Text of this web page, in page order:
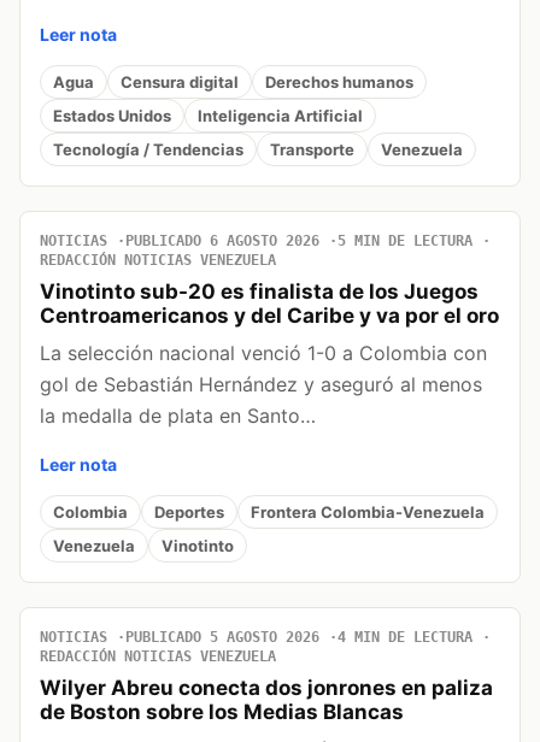
Leer nota
Agua Censura digital
Derechos humanos
Estados Unidos
Inteligencia Artificial
Tecnología / Tendencias
Transporte Venezuela
NOTICIAS PUBLICADO 6 AGOSTO 2026
5 MIN DE LECTURA
REDACCIÓN NOTICIAS VENEZUELA
Vinotinto sub-20 es finalista de los Juegos
Centroamericanos y del Caribe y va por el oro
La selección nacional venció 1-0 a Colombia con
gol de Sebastián Hernández y aseguró al menos
la medalla de plata en Santo…
Leer nota
Colombia Deportes
Frontera Colombia-Venezuela
Venezuela
Vinotinto
NOTICIAS PUBLICADO 5 AGOSTO 2026
4 MIN DE LECTURA
REDACCIÓN NOTICIAS VENEZUELA
Wilyer Abreu conecta dos jonrones en paliza
de Boston sobre los Medias Blancas